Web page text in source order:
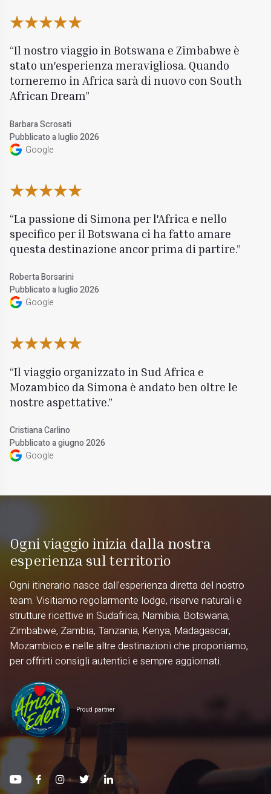
Il nostro viaggio in Botswana e Zimbabwe è
stato un'esperienza meravigliosa. Quando
torneremo in Africa sarà di nuovo con South
African Dream
Barbara Scrosati
Pubblicato a luglio 2026
Google
La passione di Simona per l'Africa e nello
specifico per il Botswana ci ha fatto amare
questa destinazione ancor prima di partire.
Roberta Borsarini
Pubblicato a luglio 2026
Google
Il viaggio organizzato in Sud Africa e
Mozambico da Simona è andato ben oltre le
nostre aspettative.
Cristiana Carlino
Pubblicato a giugno 2026
Google
Ogni viaggio inizia dalla nostra
esperienza sul territorio
Ogni itinerario nasce dall'esperienza diretta del nostro
team. Visitiamo regolarmente lodge, riserve naturali e
strutture ricettive in Sudafrica, Namibia, Botswana,
Zimbabwe, Zambia, Tanzania, Kenya, Madagascar,
Mozambico e nelle altre destinazioni che proponiamo,
per offrirti consigli autentici e sempre aggiornati.
Proud partner